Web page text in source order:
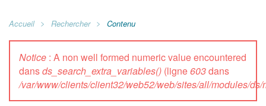
Accueil Rechercher Contenu
Notice : A non well formed numeric value encountered
dansds_search_extra_variables() (ligne603dans
/var/www/clients/client32/web52/web/sites/all/modules/